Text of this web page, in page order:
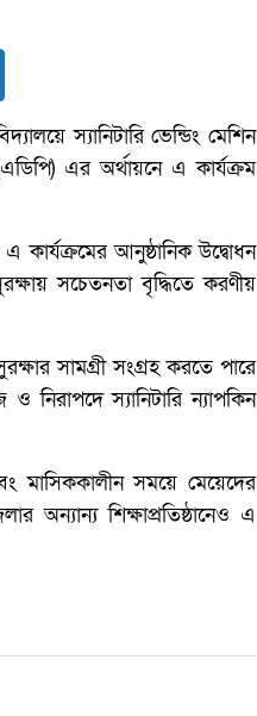
স্যানিটারি ভেন্ডিং মেশিন
এর অর্থায়নে এ কার্যক্রম
কার্যক্রমের আনুষ্ঠানিক উদ্বোধন
সচেতনতা বৃদ্ধিতে করণীয়
সামগ্রী সংগ্রহ করতে পারে
নিরাপদে স্যানিটারি ন্যাপকিন
মাসিককালীন সময়ে মেয়েদের
অন্যান্য শিক্ষাপ্রতিষ্ঠানেও এ